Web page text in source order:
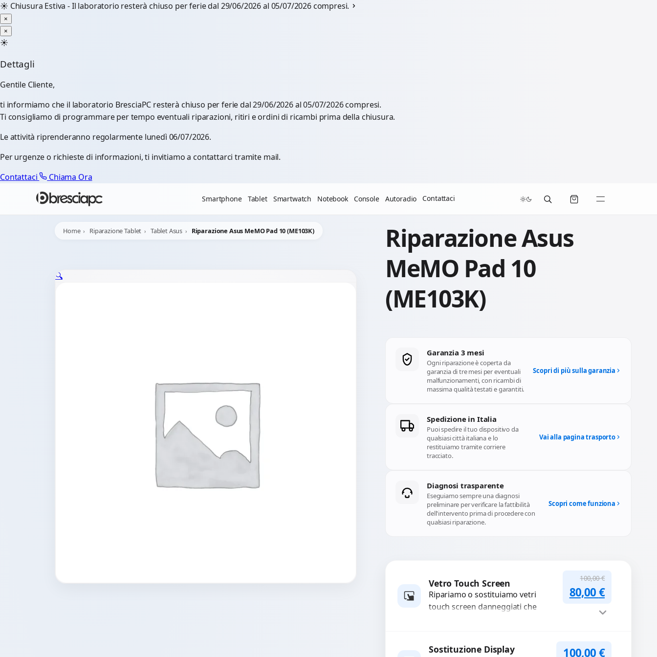
☀️ Chiusura Estiva - Il laboratorio resterà chiuso per ferie dal 29/06/2026 al 05/07/2026 compresi.
×
×
☀️
Dettagli
Gentile Cliente,
ti informiamo che il laboratorio BresciaPC resterà chiuso per ferie dal 29/06/2026 al 05/07/2026 compresi.
Ti consigliamo di programmare per tempo eventuali riparazioni, ritiri e ordini di ricambi prima della chiusura.
Le attività riprenderanno regolarmente lunedì 06/07/2026.
Per urgenze o richieste di informazioni, ti invitiamo a contattarci tramite mail.
Contattaci
Chiama Ora
Smartphone Tablet Smartwatch Notebook Console Autoradio Contattaci
Home Riparazione Tablet Tablet Asus Riparazione Asus MeMO Pad 10 (ME103K)
🔍
Riparazione Asus
MeMO Pad 10
(ME103K)
Garanzia 3 mesi
Ogni riparazione è coperta da
garanzia di tre mesi per eventuali
malfunzionamenti, con ricambi di
massima qualità testati e garantiti.
Scopri di più sulla garanzia
Spedizione in Italia
Puoi spedire il tuo dispositivo da
qualsiasi città italiana e lo
restituiamo tramite corriere
tracciato.
Vai alla pagina trasporto
Diagnosi trasparente
Eseguiamo sempre una diagnosi
preliminare per verificare la fattibilità
dell'intervento prima di procedere con
qualsiasi riparazione.
Scopri come funziona
Vetro Touch Screen
Ripariamo o sostituiamo vetri
touch screen danneggiati che
alta qualità garantiti per 3...
100,00€
Il prezzo
80,00€Il prezzo
Sostituzione Display 100,00€